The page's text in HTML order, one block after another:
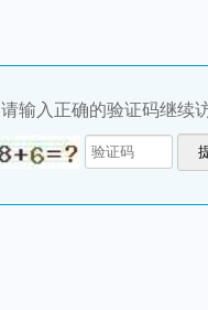
请输入正确的验证码继续